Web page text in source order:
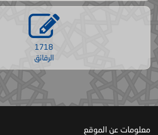
1718
الرقائق
معلومات عن الموقع